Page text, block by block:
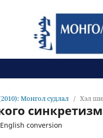
Монгол судлал / Хэл
conversion